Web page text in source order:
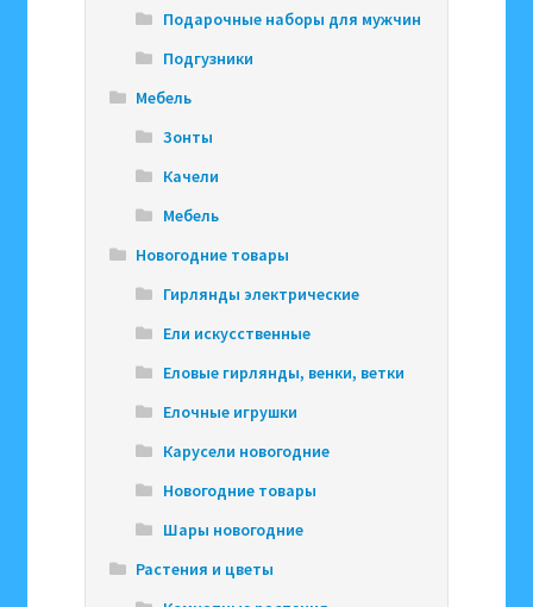
Подарочные наборы для мужчин
Подгузники
Мебель
Зонты
Качели
Мебель
Новогодние товары
Гирлянды электрические
Ели искусственные
Еловые гирлянды, венки, ветки
Елочные игрушки
Карусели новогодние
Новогодние товары
Шары новогодние
Растения и цветы